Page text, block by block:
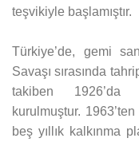
teşvikiyle başlamıştır.
Türkiye’de, gemi
Savaşı sırasında
takiben 1926’da
kurulmuştur.
beş yıllık kalkınma